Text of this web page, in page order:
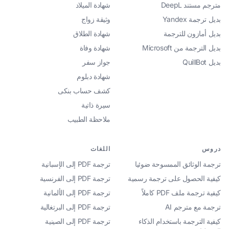
مترجم مستند DeepL
بديل ترجمة Yandex
بديل أمازون للترجمة
بديل الترجمة من Microsoft
بديل QuillBot
شهادة الميلاد
وثيقة زواج
شهادة الطلاق
شهادة وفاة
جواز سفر
شهادة دبلوم
كشف حساب بنكى
سيرة ذاتية
ملاحظة الطبيب
دروس
ترجمة الوثائق الممسوحة ضوئيا
كيفية الحصول على ترجمة رسمية
كيفية ترجمة ملف PDF كاملاً
ترجمة مع مترجم AI
كيفية الترجمة باستخدام الذكاء
اللغات
ترجمة PDF إلى الإسبانية
ترجمة PDF إلى الفرنسية
ترجمة PDF إلى الألمانية
ترجمة PDF إلى البرتغالية
ترجمة PDF إلى الصينية